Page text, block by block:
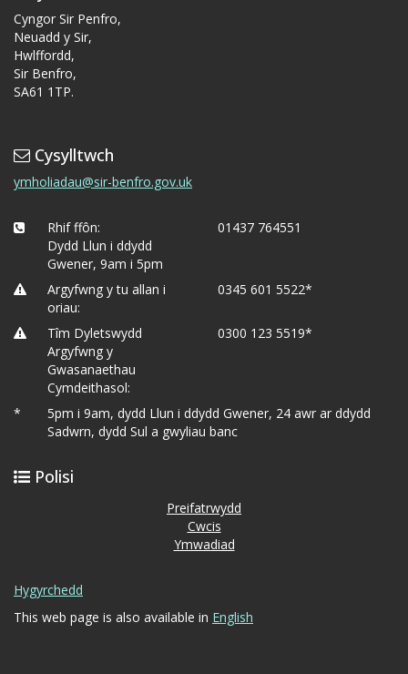
Cyngor Sir Penfro,
Neuadd y Sir,
Hwlffordd,
Sir Benfro,
SA61 1TP.
Cysylltwch
ymholiadau@sir-benfro.gov.uk
Rhif ffôn:
Dydd Llun i ddydd
Gwener, 9am i 5pm
01437 764551
Argyfwng y tu allan i
oriau:
0345 601 5522*
Tîm Dyletswydd
Argyfwng y
Gwasanaethau
Cymdeithasol:
0300 123 5519*
*
5pm i 9am, dydd Llun i ddydd Gwener, 24 awr ar ddydd
Sadwrn, dydd Sul a gwyliau banc
Polisi
Preifatrwydd
Cwcis
Ymwadiad
Hygyrchedd
This web page is also available in English